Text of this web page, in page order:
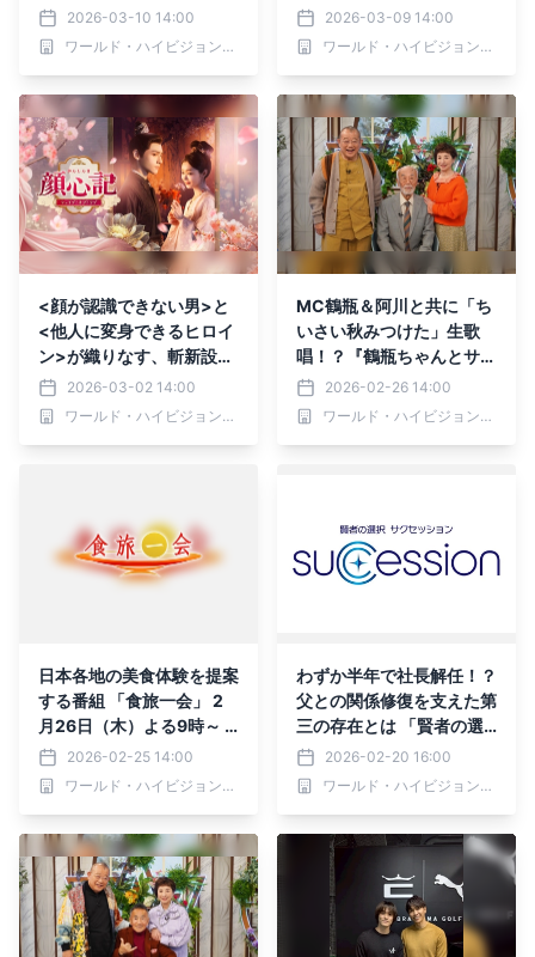
人の趣味時間-」 3月12日
（木）夕方6時30分～ BS1
2 トゥエルビで全国無料放
2026-03-10 14:00
ワールド・ハイビジョン・チャンネル株式会社
夜アニメ枠「アニメ26」
2026-03-09 14:00
ワールド・ハイビジョン・チャンネル株式会社
<顔が認識できない男>と
<他人に変身できるヒロイ
ン>が織りなす、斬新設定
のラブロマンス時代劇！
中国ドラマ「顔心記～シェ
イプ・オブ・ラブ～」 3月
2026-03-02 14:00
ワールド・ハイビジョン・チャンネル株式会社
MC鶴瓶＆阿川と共に「ち
いさい秋みつけた」生歌
唱！？『鶴瓶ちゃんとサワ
コちゃん～昭和の大先輩と
おかしな２人～』第61回
ゲスト：玉田元康 3月2
2026-02-26 14:00
ワールド・ハイビジョン・チャンネル株式会社
日本各地の美食体験を提案
する番組 「食旅一会」 2
月26日（木）よる9時～ B
S12 トゥエルビで全国無料
放送
2026-02-25 14:00
ワールド・ハイビジョン・チャンネル株式会社
わずか半年で社長解任！？
父との関係修復を支えた第
三の存在とは 「賢者の選
択サクセッション」 2月21
日（土）あさ6時30分～ B
S12 トゥエルビで放送
2026-02-20 16:00
ワールド・ハイビジョン・チャンネル株式会社